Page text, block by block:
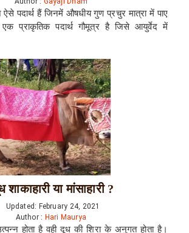
पदार्थ हैं जिनमें औषधीय गुण प्रचुर मात्रा में पाए
प्राकृतिक पदार्थ गौमूत्र है जिसे आयुर्वेद में
शाकाहारी या मांसाहारी ?
Updated: February 24, 2021
Author : Hari Maurya
होता है वही दूध की शिरा के अनुगत होता है।